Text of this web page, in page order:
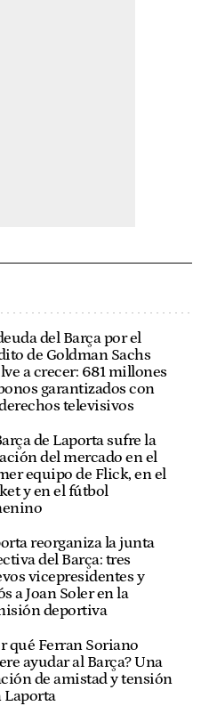
del Barça por el
de Goldman Sachs
a crecer: 681 millones
garantizados con
televisivos
de Laporta sufre la
del mercado en el
equipo de Flick, en el
y en el fútbol
reorganiza la junta
del Barça: tres
vicepresidentes y
a Joan Soler en la
deportiva
qué Ferran Soriano
ayudar al Barça? Una
de amistad y tensión
Laporta